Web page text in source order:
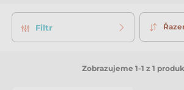
Filtr
Zobrazujeme 1-1 z 1